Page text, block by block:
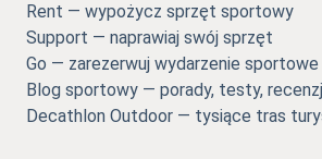
Rent — wypożycz sprzęt sportowy
Support — naprawiaj swój sprzęt
Go — zarezerwuj wydarzenie sportowe
Blog sportowy — porady, testy,
Decathlon Outdoor — tysiące tras